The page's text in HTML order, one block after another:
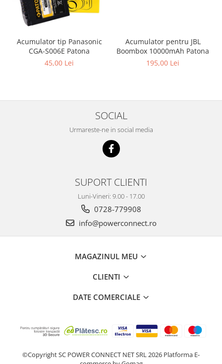
Acumulator tip Panasonic
CGA-S006E Patona
45,00 Lei
Acumulator pentru JBL
Boombox 10000mAh Patona
195,00 Lei
SOCIAL
Urmareste-ne in social media
SUPORT CLIENTI
Luni-Vineri: 9.00 - 17.00
0728-779908
info@powerconnect.ro
MAGAZINUL MEU
CLIENTI
DATE COMERCIALE
©Copyright SC POWER CONNECT NET SRL 2026 Platforma E-